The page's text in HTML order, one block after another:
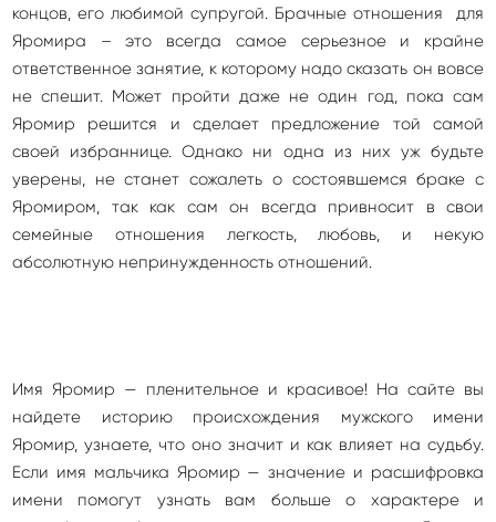
концов, его любимой супругой. Брачные отношения для
Яромира – это всегда самое серьезное и крайне
ответственное занятие, к которому надо сказать он вовсе
не спешит. Может пройти даже не один год, пока сам
Яромир решится и сделает предложение той самой
своей избраннице. Однако ни одна из них уж будьте
уверены, не станет сожалеть о состоявшемся браке с
Яромиром, так как сам он всегда привносит в свои
семейные отношения легкость, любовь, и некую
абсолютную непринужденность отношений.
Имя Яромир — пленительное и красивое! На сайте вы
найдете историю происхождения мужского имени
Яромир, узнаете, что оно значит и как влияет на судьбу.
Если имя мальчика Яромир — значение и расшифровка
имени помогут узнать вам больше о характере и